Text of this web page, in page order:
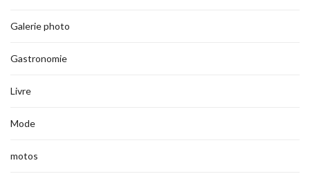
Galerie photo
Gastronomie
Livre
Mode
motos